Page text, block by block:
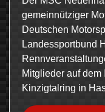
gemeinnütziger
Deutschen
Landessportbund
Mitglieder auf
Kinzigtalring in